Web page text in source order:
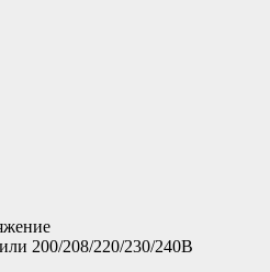
200/208/220/230/240В